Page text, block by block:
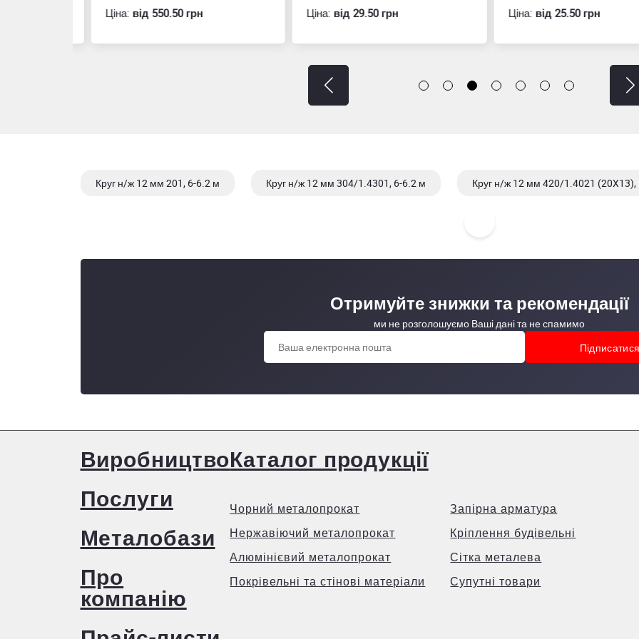
Ціна:вiд 550.50 грн Ціна:вiд 29.50 грн Ціна:вiд 25.50 грн
Круг н/ж 12 мм 201, 6-6.2 м Круг н/ж 12 мм 304/1.4301, 6-6.2 м Круг н/ж 12 мм 420/1.4021 (20X13),
Отримуйте знижки та рекомендації
ми не розголошуємо Ваші дані та не спамимо
Виробництво
Послуги
Металобази
Про
компанію
Каталог продукції
Чорний металопрокат
Нержавіючий металопрокат
Алюмінієвий металопрокат
Покрівельні та стінові матеріали
Запірна арматура
Кріплення будівельні
Сітка металева
Супутні товари